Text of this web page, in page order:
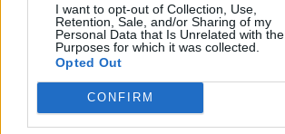
I want to opt-out of Collection, Use,
Retention, Sale, and/or Sharing of my
Personal Data that Is Unrelated with the
Purposes for which it was collected.
Opted Out
CONFIRM